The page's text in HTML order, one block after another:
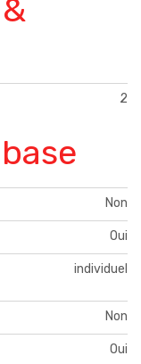
2
Non
Oui
individuel
Non
Oui